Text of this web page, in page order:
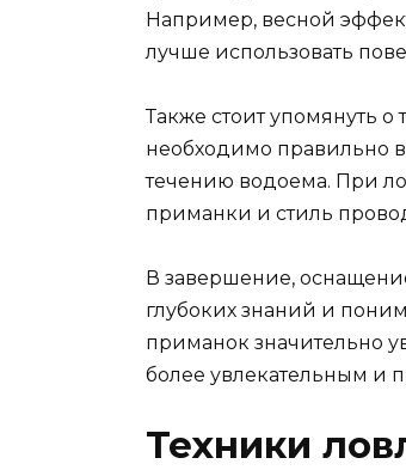
Например, весной
лучше использовать
Также стоит упомянуть
необходимо правильно
течению водоема. При
приманки и стиль
В завершение,
глубоких знаний и
приманок значительно
более увлекательным и
Техники